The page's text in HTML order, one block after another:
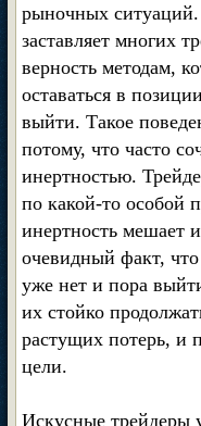
рыночных
заставляет многих
верность методам,
оставаться в
выйти. Такое
потому, что часто
инертностью.
по какой-то особой
инертность мешает
очевидный факт,
уже нет и пора
их стойко
растущих потерь, и
цели.
Искусные трейдеры